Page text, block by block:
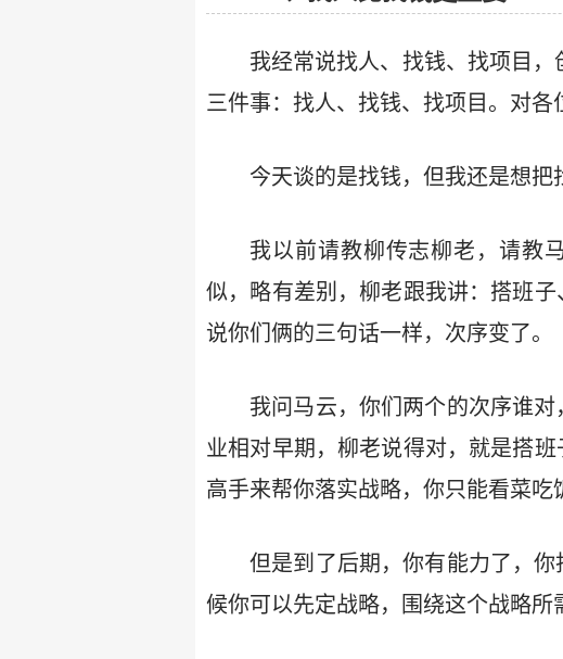
我经常说找人、找钱、找项目
三件事：找人、找钱、找项目。对各
今天谈的是找钱，但我还是想把
我以前请教柳传志柳老，请教
似，略有差别，柳老跟我讲：搭班
说你们俩的三句话一样，次序变了。
我问马云，你们两个的次序谁
业相对早期，柳老说得对，就是搭
高手来帮你落实战略，你只能看菜吃
但是到了后期，你有能力了，
候你可以先定战略，围绕这个战略所